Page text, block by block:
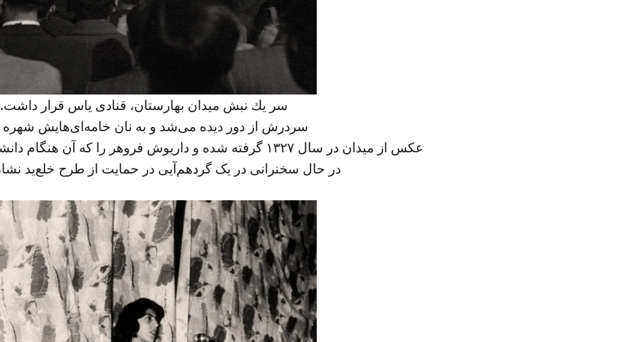
سر یك نبش‌ میدان بهارستان، قنادی‌ یاس‌ قرار داشت.
سردرش‌ از دور دیده‌ می‌شد و به‌ نان‌ خامه‌ای‌هایش‌ شهره
عکس از میدان در سال ۱۳۲۷ گرفته شده و داریوش فروهر را که آن هنگام دانشجوی سال اول حقوق بود
در حال سخنرانی در یک گردهم‌آیی در حمایت از طرح خلع‌ید